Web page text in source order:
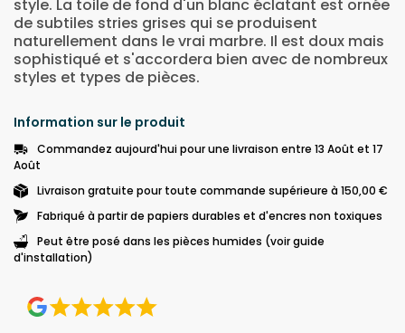
style. La toile de fond d'un blanc éclatant est ornée
de subtiles stries grises qui se produisent
naturellement dans le vrai marbre. Il est doux mais
sophistiqué et s'accordera bien avec de nombreux
styles et types de pièces.
Information sur le produit
Commandez aujourd'hui pour une livraison entre 13 Août et 17
Août
Livraison gratuite pour toute commande supérieure à 150,00 €
Fabriqué à partir de papiers durables et d'encres non toxiques
Peut être posé dans les pièces humides (voir guide
d'installation)